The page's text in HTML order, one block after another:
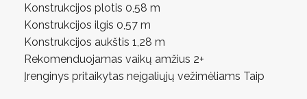
Konstrukcijos plotis 0,58 m
Konstrukcijos ilgis 0,57 m
Konstrukcijos aukštis 1,28 m
Rekomenduojamas vaikų amžius 2+
Įrenginys pritaikytas neįgaliųjų vežimėliams Taip